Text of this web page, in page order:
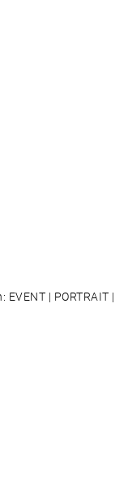
| PORTRAIT |